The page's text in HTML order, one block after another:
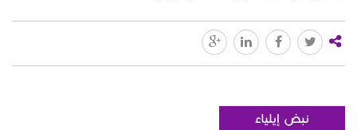
نبض إيلياء